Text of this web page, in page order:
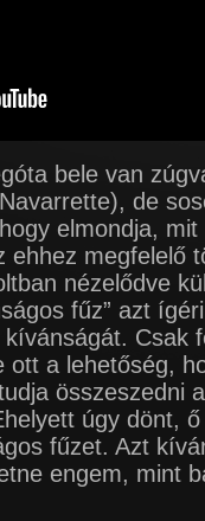
bele van
de
elmondja,
ehhez megfelelő
nézelődve
fűz” azt
Csak
ott a lehetőség,
összeszedni
úgy dönt,
fűzet. Azt
engem, mint